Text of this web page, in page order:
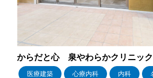
からだと心 泉やわらかクリニック
医療建築 心療内科 内科